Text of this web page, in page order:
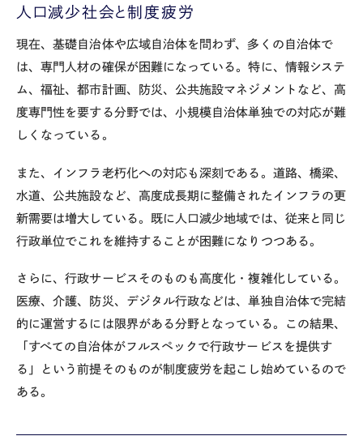
人口減少社会と制度疲労
現在、基礎自治体や広域自治体を問わず、多くの自治体で
は、専門人材の確保が困難になっている。特に、情報システ
ム、福祉、都市計画、防災、公共施設マネジメントなど、高
度専門性を要する分野では、小規模自治体単独での対応が難
しくなっている。
また、インフラ老朽化への対応も深刻である。道路、橋梁、
水道、公共施設など、高度成長期に整備されたインフラの更
新需要は増大している。既に人口減少地域では、従来と同じ
行政単位でこれを維持することが困難になりつつある。
さらに、行政サービスそのものも高度化・複雑化している。
医療、介護、防災、デジタル行政などは、単独自治体で完結
的に運営するには限界がある分野となっている。この結果、
「すべての自治体がフルスペックで行政サービスを提供す
る」という前提そのものが制度疲労を起こし始めているので
ある。